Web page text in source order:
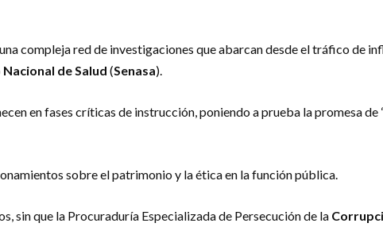
compleja red de investigaciones que abarcan desde el tráfico de
Nacional de Salud (Senasa).
en fases críticas de instrucción, poniendo a prueba la promesa de
sobre el patrimonio y la ética en la función pública.
sin que la Procuraduría Especializada de Persecución de la